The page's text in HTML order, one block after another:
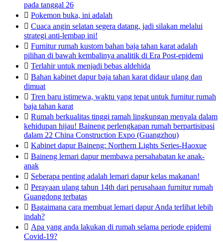
pada tanggal 26
 Pokemon buka, ini adalah
 Cuaca angin selatan segera datang, jadi silakan melalui
strategi anti-lembap ini!
 Furnitur rumah kustom bahan baja tahan karat adalah
pilihan di bawah kembalinya analitik di Era Post-epidemi
 Terlahir untuk menjadi bebas aldehida
 Bahan kabinet dapur baja tahan karat didaur ulang dan
dimuat
 Tren baru istimewa, waktu yang tepat untuk furnitur rumah
baja tahan karat
 Rumah berkualitas tinggi ramah lingkungan menyala dalam
kehidupan hijau! Baineng perlengkapan rumah berpartisipasi
dalam 22 China Construction Expo (Guangzhou)
 Kabinet dapur Baineng: Northern Lights Series-Haoxue
 Baineng lemari dapur membawa persahabatan ke anak-
anak
 Seberapa penting adalah lemari dapur kelas makanan!
 Perayaan ulang tahun 14th dari perusahaan furnitur rumah
Guangdong terbatas
 Bagaimana cara membuat lemari dapur Anda terlihat lebih
indah?
 Apa yang anda lakukan di rumah selama periode epidemi
Covid-19?